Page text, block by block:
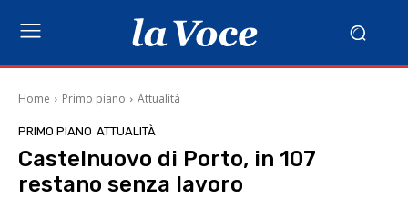
Home Primo piano Attualità
PRIMO PIANO ATTUALITÀ
Castelnuovo di Porto, in 107
restano senza lavoro